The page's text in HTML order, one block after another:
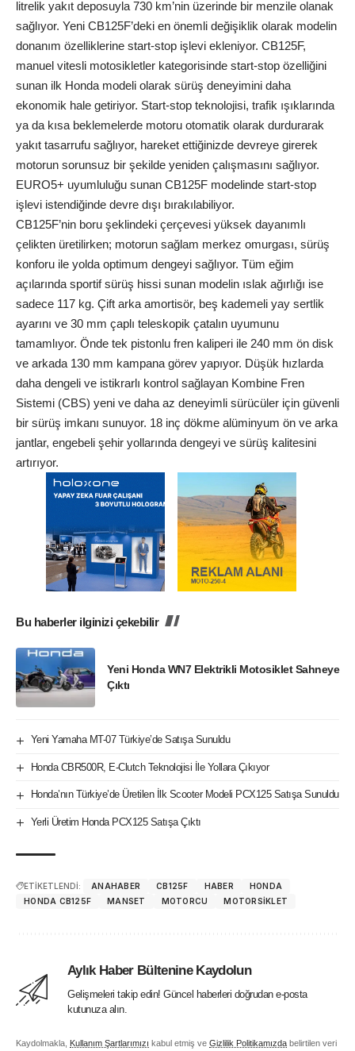
litrelik yakıt deposuyla 730 km’nin üzerinde bir menzile olanak
sağlıyor. Yeni CB125F’deki en önemli değişiklik olarak modelin
donanım özelliklerine start-stop işlevi ekleniyor. CB125F,
manuel vitesli motosikletler kategorisinde start-stop özelliğini
sunan ilk Honda modeli olarak sürüş deneyimini daha
ekonomik hale getiriyor. Start-stop teknolojisi, trafik ışıklarında
ya da kısa beklemelerde motoru otomatik olarak durdurarak
yakıt tasarrufu sağlıyor, hareket ettiğinizde devreye girerek
motorun sorunsuz bir şekilde yeniden çalışmasını sağlıyor.
EURO5+ uyumluluğu sunan CB125F modelinde start-stop
işlevi istendiğinde devre dışı bırakılabiliyor.
CB125F’nin boru şeklindeki çerçevesi yüksek dayanımlı
çelikten üretilirken; motorun sağlam merkez omurgası, sürüş
konforu ile yolda optimum dengeyi sağlıyor. Tüm eğim
açılarında sportif sürüş hissi sunan modelin ıslak ağırlığı ise
sadece 117 kg. Çift arka amortisör, beş kademeli yay sertlik
ayarını ve 30 mm çaplı teleskopik çatalın uyumunu
tamamlıyor. Önde tek pistonlu fren kaliperi ile 240 mm ön disk
ve arkada 130 mm kampana görev yapıyor. Düşük hızlarda
daha dengeli ve istikrarlı kontrol sağlayan Kombine Fren
Sistemi (CBS) yeni ve daha az deneyimli sürücüler için güvenli
bir sürüş imkanı sunuyor. 18 inç dökme alüminyum ön ve arka
jantlar, engebeli şehir yollarında dengeyi ve sürüş kalitesini
artırıyor.
Bu haberler ilginizi çekebilir
Yeni Honda WN7 Elektrikli Motosiklet Sahneye
Çıktı
Yeni Yamaha MT-07 Türkiye’de Satışa Sunuldu
Honda CBR500R, E-Clutch Teknolojisi İle Yollara Çıkıyor
Honda’nın Türkiye’de Üretilen İlk Scooter Modeli PCX125 Satışa Sunuldu
Yerli Üretim Honda PCX125 Satışa Çıktı
ETİKETLENDİ: ANAHABER CB125F HABER
HONDA
HONDA CB125F
MANSET MOTORCU MOTORSIKLET
Aylık Haber Bültenine Kaydolun
Gelişmeleri takip edin! Güncel haberleri doğrudan e-posta
kutunuza alın.
Kaydolmakla, Kullanım Şartlarımızı kabul etmiş ve Gizlilik Politikamızda belirtilen veri